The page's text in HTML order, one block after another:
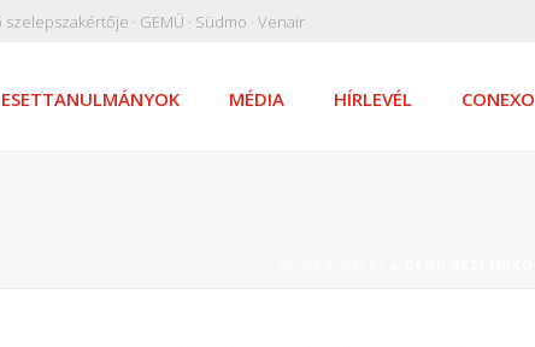
· GEMÜ · Südmo · Venair
ESETTANULMÁNYOK MÉDIA HÍRLEVÉL CONEXO